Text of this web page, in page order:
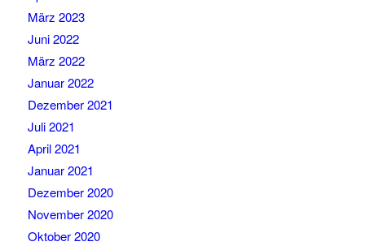
März 2023
Juni 2022
März 2022
Januar 2022
Dezember 2021
Juli 2021
April 2021
Januar 2021
Dezember 2020
November 2020
Oktober 2020